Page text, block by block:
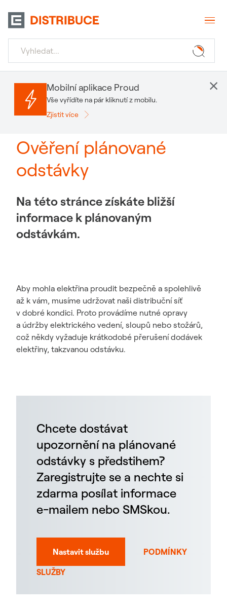
Ověření plánované
odstávky
Na této stránce získáte bližší
informace k plánovaným
odstávkám.
Aby mohla elektřina proudit bezpečně a spolehlivě
až k vám, musíme udržovat naši distribuční síť
v dobré kondici. Proto provádíme nutné opravy
a údržby elektrického vedení, sloupů nebo stožárů,
což někdy vyžaduje krátkodobé přerušení dodávek
elektřiny, takzvanou odstávku.
Mobilní aplikace Proud
Vše vyřídíte na pár kliknutí z mobilu.
Zjistit více
×
Chcete dostávat
upozornění na plánované
odstávky s předstihem?
Zaregistrujte se a nechte si
zdarma posílat informace
e-mailem nebo SMSkou.
Nastavit službu
PODMÍNKY
SLUŽBY